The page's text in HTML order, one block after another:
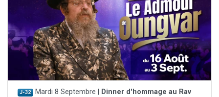
J-32 Mardi 8 Septembre |
Dinner d'hommage au Rav